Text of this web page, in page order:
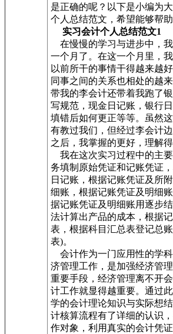
是正确的呢？以下是小编为
个人总结范文，希望能够帮助
实习会计个人总结范文1
在慢慢的学习与进步中，
一个月了。在这一个月里，
以前所干的事情干得越来越
同事之间的关系也相处的越
带我的李会计还带着我跑了
写规范，现金日记账，银行
填错后如何更正等等。虽然
有教过我们，但经过李会计
之后，我掌握的更好，理解得
我在这次实习过程中的主
务填制原始凭证和记账凭证
日记账，根据记账凭证及所
细账，根据记账凭证及明细
据记账凭证及明细账用逐步
法计算出产品的成本，根据
表，根据科目汇总表登记总
表)。
会计作为一门应用性的学
济管理工作，是加强经济管
重要手段，经济管理离不开
计工作就显得越重要。通过
学的会计理论知识与实际想
计核算流程有了详细的认识
作对象，利用真实的会计凭